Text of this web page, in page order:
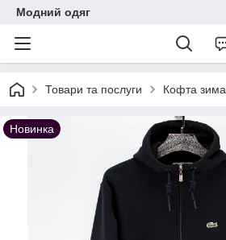
Модний одяг
Товари та послуги Кофта зима
Новинка